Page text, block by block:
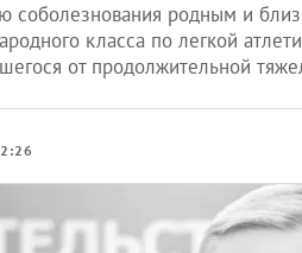
соболезнования родным и
класса по легкой
от продолжительной